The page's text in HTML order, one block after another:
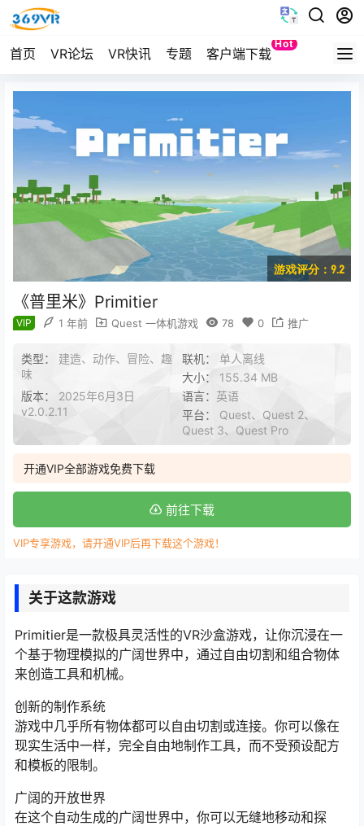
首页 VR论坛 VR快讯 专题 客户端下载
Hot
Quest
游戏评分：9.2
《普里米》Primitier
VIP 1 年前 Quest 一体机游戏 78 0 推广
类型： 建造、动作、冒险、趣
味
联机： 单人离线
大小： 155.34 MB
版本： 2025年6月3日
v2.0.2.11
语言： 英语
平台： Quest、Quest 2、
Quest 3、Quest Pro
开通VIP全部游戏免费下载
前往下载
VIP专享游戏，请开通VIP后再下载这个游戏！
关于这款游戏
Primitier是一款极具灵活性的VR沙盒游戏，让你沉浸在一
个基于物理模拟的广阔世界中，通过自由切割和组合物体
来创造工具和机械。
创新的制作系统
游戏中几乎所有物体都可以自由切割或连接。你可以像在
现实生活中一样，完全自由地制作工具，而不受预设配方
和模板的限制。
广阔的开放世界
在这个自动生成的广阔世界中，你可以无缝地移动和探